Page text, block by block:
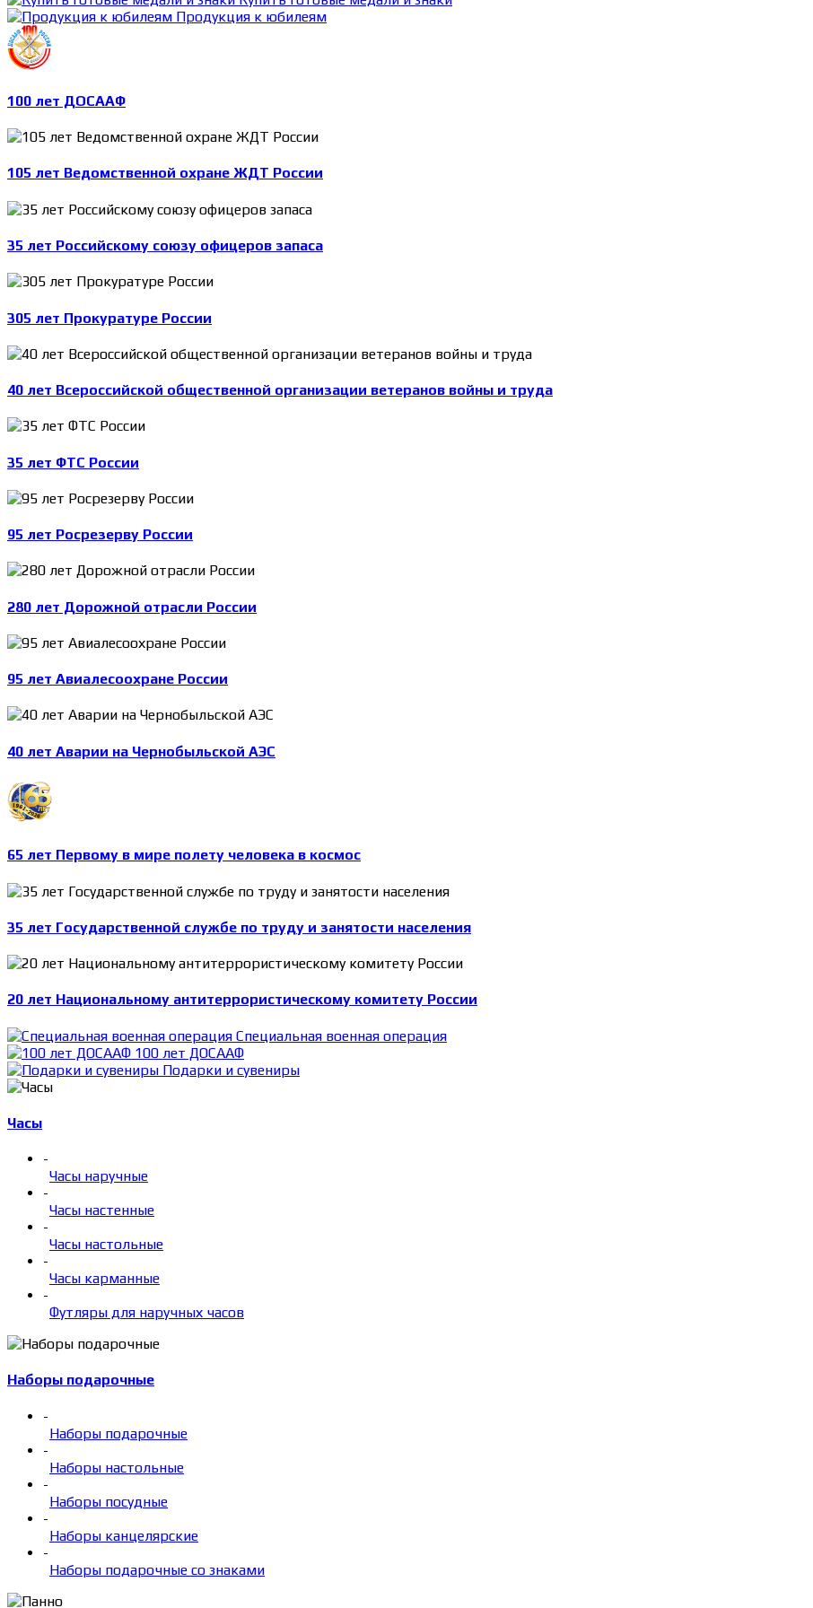
Продукция к юбилеям
100 лет ДОСААФ
105 лет Ведомственной охране ЖДТ России
35 лет Российскому союзу офицеров запаса
305 лет Прокуратуре России
40 лет Всероссийской общественной организации ветеранов войны и труда
35 лет ФТС России
95 лет Росрезерву России
280 лет Дорожной отрасли России
95 лет Авиалесоохране России
40 лет Аварии на Чернобыльской АЭС
65 лет Первому в мире полету человека в космос
35 лет Государственной службе по труду и занятости населения
20 лет Национальному антитеррористическому комитету России
Специальная военная операция
100 лет ДОСААФ
Подарки и сувениры
Часы
-
Часы наручные
-
Часы настенные
-
Часы настольные
-
Часы карманные
-
Футляры для наручных часов
Наборы подарочные
-
Наборы подарочные
-
Наборы настольные
-
Наборы посудные
-
Наборы канцелярские
-
Наборы подарочные со знаками